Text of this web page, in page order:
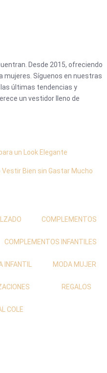
Desde 2015, ofreciendo
mujeres. Síguenos en nuestras
últimas tendencias y
un vestidor lleno de
un Look Elegante
Bien sin Gastar Mucho
COMPLEMENTOS
COMPLEMENTOS INFANTILES
INFANTIL MODA MUJER
REGALOS
COLE